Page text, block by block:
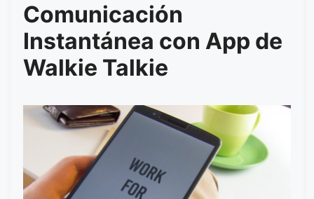
Comunicación
Instantánea con App de
Walkie Talkie